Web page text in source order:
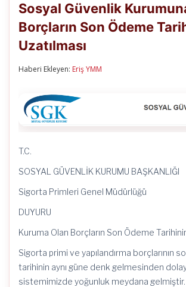
Kurumuna
Olan
Borçların
Sosyal Güvenlik
Borçların Son Ödeme
Uzatılması
Haberi Ekleyen: Eriş YMM
T.C.
SOSYAL GÜVENLİK KURUMU BAŞKANLIĞI
Sigorta Primleri Genel Müdürlüğü
DUYURU
Kuruma Olan Borçların Son Ödeme
Sigorta primi ve yapılandırma borçlarının
tarihinin aynı güne denk gelmesinden
sistemimizde yoğunluk meydana gelmiştir.